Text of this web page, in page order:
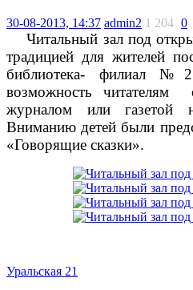
30-08-2013, 14:37 admin2 1 204 0
Читальный зал под
традицией для жителей
библиотека- филиал
возможность
журналом или газетой
Вниманию детей были
«Говорящие сказки».
Уральская 21